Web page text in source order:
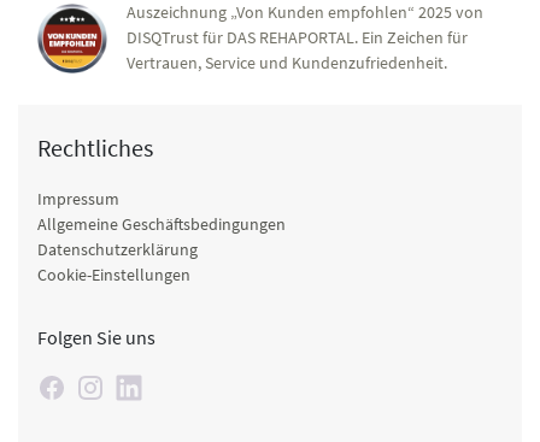
Auszeichnung „Von Kunden empfohlen“ 2025 von
DISQTrust für DAS REHAPORTAL. Ein Zeichen für
Vertrauen, Service und Kundenzufriedenheit.
Rechtliches
Impressum
Allgemeine Geschäftsbedingungen
Datenschutzerklärung
Cookie-Einstellungen
Folgen Sie uns